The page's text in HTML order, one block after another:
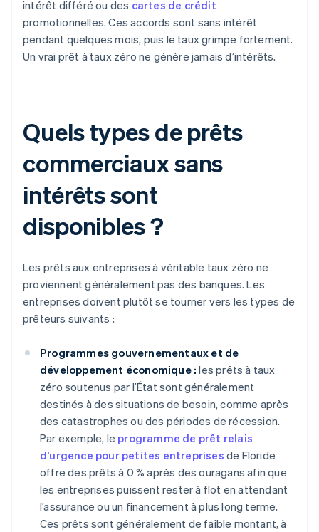
intérêt différé ou des cartes de crédit
promotionnelles. Ces accords sont sans intérêt
pendant quelques mois, puis le taux grimpe fortement.
Un vrai prêt à taux zéro ne génère jamais d’intérêts.
Quels types de prêts
commerciaux sans
intérêts sont
disponibles ?
Les prêts aux entreprises à véritable taux zéro ne
proviennent généralement pas des banques. Les
entreprises doivent plutôt se tourner vers les types de
prêteurs suivants :
Programmes gouvernementaux et de
développement économique : les prêts à taux
zéro soutenus par l’État sont généralement
destinés à des situations de besoin, comme après
des catastrophes ou des périodes de récession.
Par exemple, le programme de prêt relais
d’urgence pour petites entreprises de Floride
offre des prêts à 0 % après des ouragans afin que
les entreprises puissent rester à flot en attendant
l’assurance ou un financement à plus long terme.
Ces prêts sont généralement de faible montant, à